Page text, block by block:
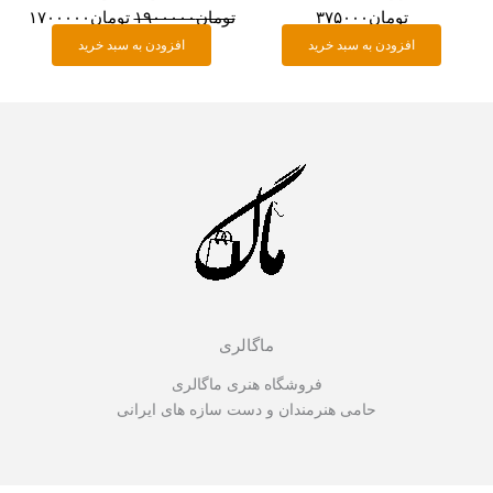
تومان۳۷۵۰۰۰
افزودن به سبد خرید
تومان۱۹۰۰۰۰۰ تومان۱۷۰۰۰۰۰
افزودن به سبد خرید
ماگالری
فروشگاه هنری ماگالری
حامی هنرمندان و دست سازه های ایرانی